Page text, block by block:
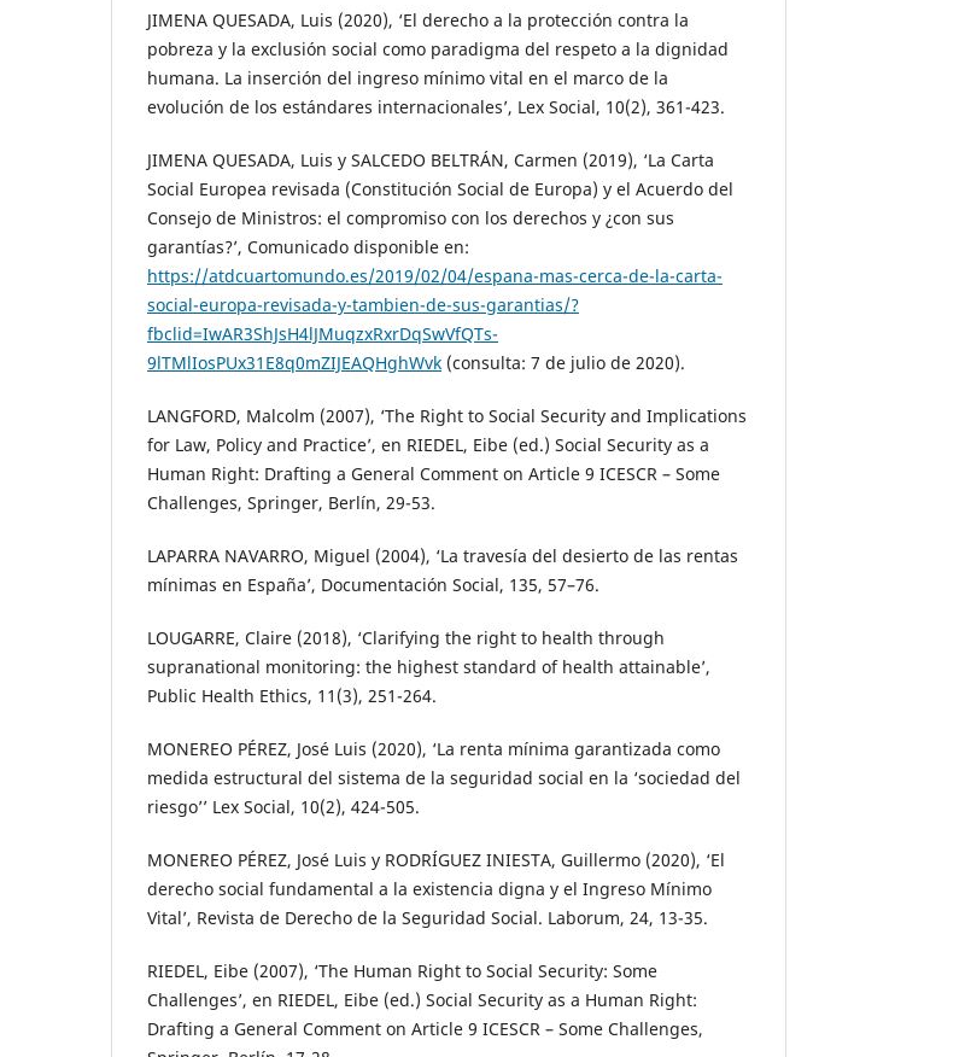
JIMENA QUESADA, Luis (2020), ‘El derecho a la protección contra la
pobreza y la exclusión social como paradigma del respeto a la dignidad
humana. La inserción del ingreso mínimo vital en el marco de la
evolución de los estándares internacionales’, Lex Social, 10(2), 361-423.
JIMENA QUESADA, Luis y SALCEDO BELTRÁN, Carmen (2019), ‘La Carta
Social Europea revisada (Constitución Social de Europa) y el Acuerdo del
Consejo de Ministros: el compromiso con los derechos y ¿con sus
garantías?’, Comunicado disponible en:
https://atdcuartomundo.es/2019/02/04/espana-mas-cerca-de-la-carta-
social-europa-revisada-y-tambien-de-sus-garantias/?
fbclid=IwAR3ShJsH4lJMuqzxRxrDqSwVfQTs-
9lTMlIosPUx31E8q0mZIJEAQHghWvk (consulta: 7 de julio de 2020).
LANGFORD, Malcolm (2007), ‘The Right to Social Security and Implications
for Law, Policy and Practice’, en RIEDEL, Eibe (ed.) Social Security as a
Human Right: Drafting a General Comment on Article 9 ICESCR – Some
Challenges, Springer, Berlín, 29-53.
LAPARRA NAVARRO, Miguel (2004), ‘La travesía del desierto de las rentas
mínimas en España’, Documentación Social, 135, 57–76.
LOUGARRE, Claire (2018), ‘Clarifying the right to health through
supranational monitoring: the highest standard of health attainable’,
Public Health Ethics, 11(3), 251-264.
MONEREO PÉREZ, José Luis (2020), ‘La renta mínima garantizada como
medida estructural del sistema de la seguridad social en la ‘sociedad del
riesgo’’ Lex Social, 10(2), 424-505.
MONEREO PÉREZ, José Luis y RODRÍGUEZ INIESTA, Guillermo (2020), ‘El
derecho social fundamental a la existencia digna y el Ingreso Mínimo
Vital’, Revista de Derecho de la Seguridad Social. Laborum, 24, 13-35.
RIEDEL, Eibe (2007), ‘The Human Right to Social Security: Some
Challenges’, en RIEDEL, Eibe (ed.) Social Security as a Human Right:
Drafting a General Comment on Article 9 ICESCR – Some Challenges,